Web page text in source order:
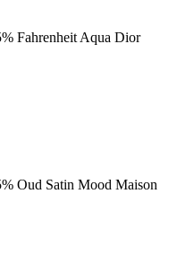
Fahrenheit Aqua Dior
Oud Satin Mood Maison